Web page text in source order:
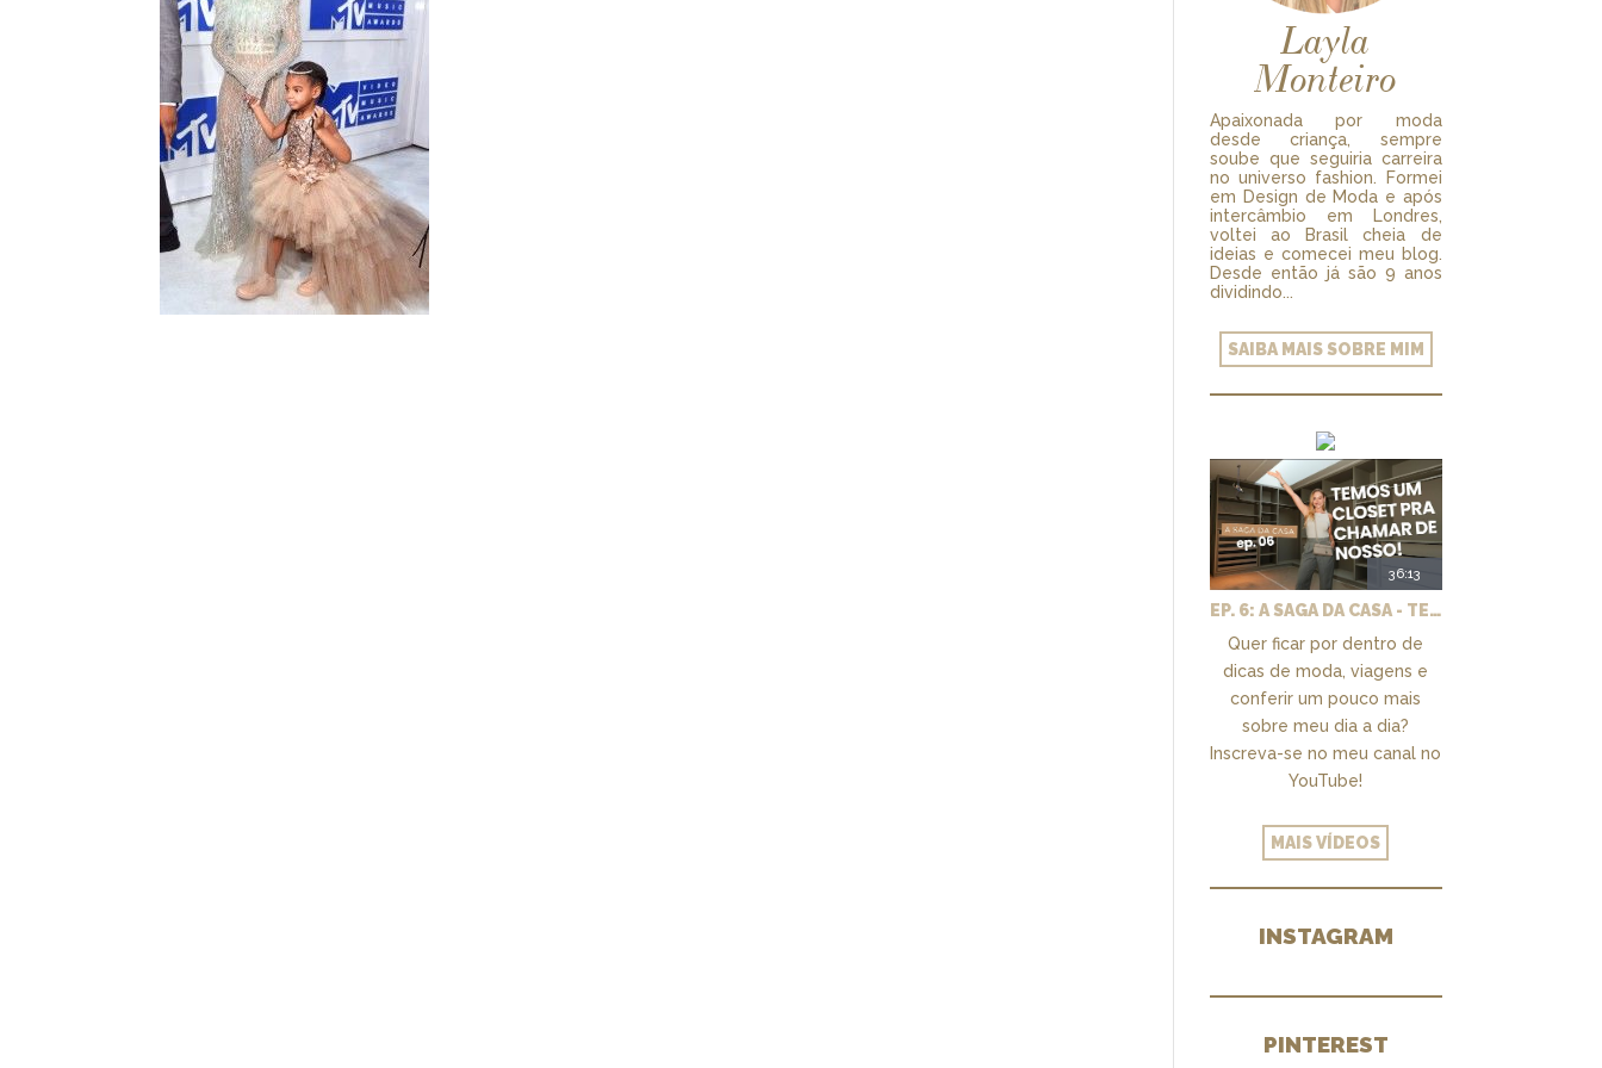
Layla
Monteiro
Apaixonada por moda
desde criança, sempre
soube que seguiria carreira
no universo fashion. Formei
em Design de Moda e após
intercâmbio em Londres,
voltei ao Brasil cheia de
ideias e comecei meu blog.
Desde então já são 9 anos
dividindo...
SAIBA MAIS SOBRE MIM
36:13
EP. 6: A SAGA DA CASA - TEMOS UM CLOSET PRA CHAMAR DE NOSSO + MARCENARIA E PAISAGISMO
Quer ficar por dentro de
dicas de moda, viagens e
conferir um pouco mais
sobre meu dia a dia?
Inscreva-se no meu canal no
YouTube!
MAIS VÍDEOS
INSTAGRAM
PINTEREST